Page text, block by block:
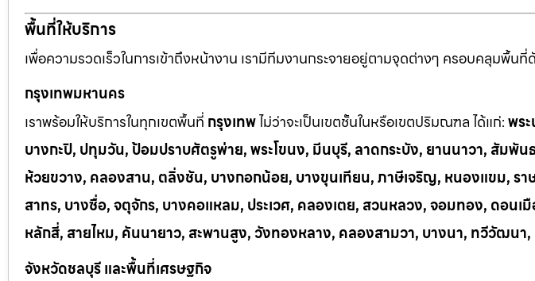
พื้นที่ให้บริการ
เพื่อความรวดเร็วในการเข้าถึงหน้างาน เรามีทีมงานกระจายอยู่ตามจุดต่างๆ ครอบคลุมพื้นที่
กรุงเทพมหานคร
เราพร้อมให้บริการในทุกเขตพื้นที่ กรุงเทพไม่ว่าจะเป็นเขตชั้นในหรือเขตปริมณฑล ได้แก่:พร
บางกะปิ, ปทุมวัน, ป้อมปราบศัตรูพ่าย, พระโขนง, มีนบุรี, ลาดกระบัง, ยานนาวา, สัมพั
ห้วยขวาง, คลองสาน, ตลิ่งชัน, บางกอกน้อย, บางขุนเทียน, ภาษีเจริญ, หนองแขม, ร
สาทร, บางซื่อ, จตุจักร, บางคอแหลม, ประเวศ, คลองเตย, สวนหลวง, จอมทอง, ดอนเ
หลักสี่, สายไหม, คันนายาว, สะพานสูง, วังทองหลาง, คลองสามวา, บางนา, ทวีวัฒนา
จังหวัดชลบุรี และพื้นที่เศรษฐกิจ